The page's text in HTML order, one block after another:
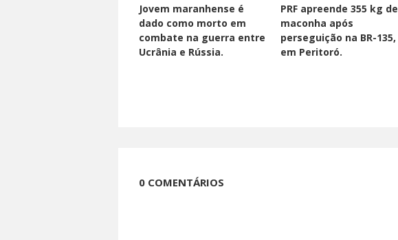
Jovem maranhense é
dado como morto em
combate na guerra entre
Ucrânia e Rússia.
PRF apreende 355 kg de
maconha após
perseguição na BR-135,
em Peritoró.
0 COMENTÁRIOS